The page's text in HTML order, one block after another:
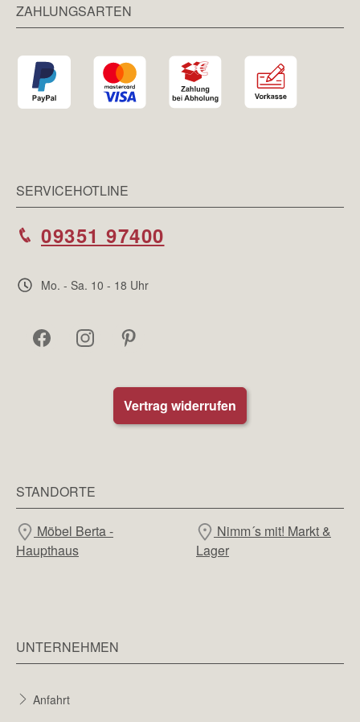
ZAHLUNGSARTEN
SERVICEHOTLINE
09351 97400
Mo. - Sa. 10 - 18 Uhr
Vertrag widerrufen
STANDORTE
Möbel Berta -
Haupthaus
Nimm´s mit! Markt &
Lager
UNTERNEHMEN
Anfahrt